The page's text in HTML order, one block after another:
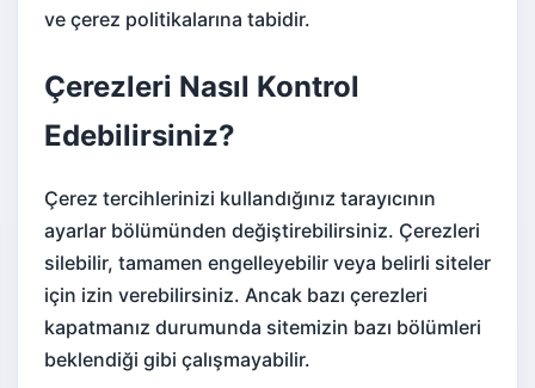
ve çerez politikalarına tabidir.
Çerezleri Nasıl Kontrol
Edebilirsiniz?
Çerez tercihlerinizi kullandığınız tarayıcının
ayarlar bölümünden değiştirebilirsiniz. Çerezleri
silebilir, tamamen engelleyebilir veya belirli siteler
için izin verebilirsiniz. Ancak bazı çerezleri
kapatmanız durumunda sitemizin bazı bölümleri
beklendiği gibi çalışmayabilir.